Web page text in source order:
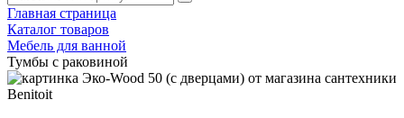
Главная страница
Каталог товаров
Мебель для ванной
Тумбы с раковиной